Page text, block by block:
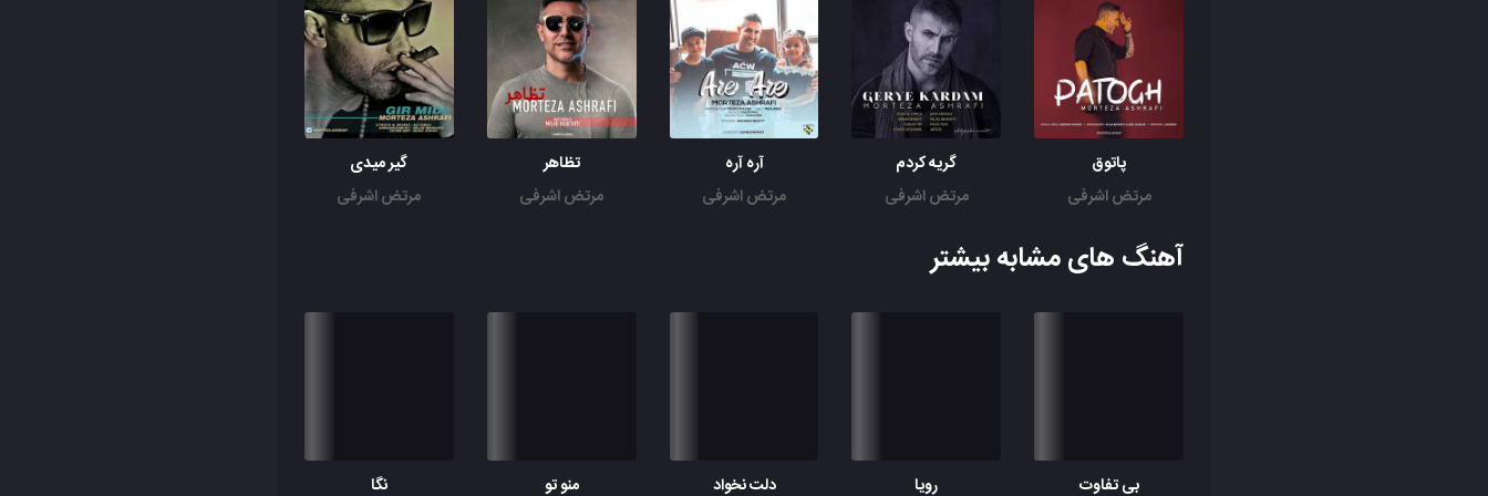
دﻟﻢ ﺧﻮﻧﻪ وﻟﻰ ﻛﻢ ﺧﻮﻧﻰ داره ﺑﺨﺪا
ﻣﺜﻞ اﺑﺮ وﻟﻰ از ﺗﻮ ﻣﻴﺒﺎره
پاتوق
مرتض اشرفی
گریه کردم
مرتض اشرفی
آره آره
مرتض اشرفی
تظاهر
مرتض اشرفی
گیر میدی
مرتض اشرفی
آهنگ های مشابه بیشتر
بی تفاوت رویا دلت نخواد منو تو نگا